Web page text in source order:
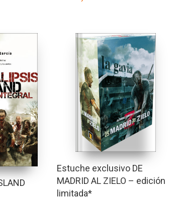
Estuche exclusivo DE
MADRID AL ZIELO – edición
limitada*